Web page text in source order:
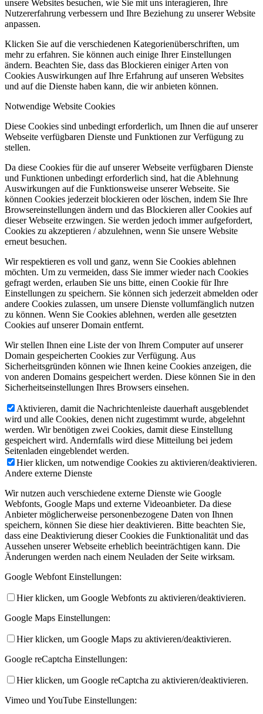
unsere Websites besuchen, wie Sie mit uns interagieren, Ihre
Nutzererfahrung verbessern und Ihre Beziehung zu unserer Website
anpassen.
Klicken Sie auf die verschiedenen Kategorienüberschriften, um
mehr zu erfahren. Sie können auch einige Ihrer Einstellungen
ändern. Beachten Sie, dass das Blockieren einiger Arten von
Cookies Auswirkungen auf Ihre Erfahrung auf unseren Websites
und auf die Dienste haben kann, die wir anbieten können.
Notwendige Website Cookies
Diese Cookies sind unbedingt erforderlich, um Ihnen die auf unserer
Webseite verfügbaren Dienste und Funktionen zur Verfügung zu
stellen.
Da diese Cookies für die auf unserer Webseite verfügbaren Dienste
und Funktionen unbedingt erforderlich sind, hat die Ablehnung
Auswirkungen auf die Funktionsweise unserer Webseite. Sie
können Cookies jederzeit blockieren oder löschen, indem Sie Ihre
Browsereinstellungen ändern und das Blockieren aller Cookies auf
dieser Webseite erzwingen. Sie werden jedoch immer aufgefordert,
Cookies zu akzeptieren / abzulehnen, wenn Sie unsere Website
erneut besuchen.
Wir respektieren es voll und ganz, wenn Sie Cookies ablehnen
möchten. Um zu vermeiden, dass Sie immer wieder nach Cookies
gefragt werden, erlauben Sie uns bitte, einen Cookie für Ihre
Einstellungen zu speichern. Sie können sich jederzeit abmelden oder
andere Cookies zulassen, um unsere Dienste vollumfänglich nutzen
zu können. Wenn Sie Cookies ablehnen, werden alle gesetzten
Cookies auf unserer Domain entfernt.
Wir stellen Ihnen eine Liste der von Ihrem Computer auf unserer
Domain gespeicherten Cookies zur Verfügung. Aus
Sicherheitsgründen können wie Ihnen keine Cookies anzeigen, die
von anderen Domains gespeichert werden. Diese können Sie in den
Sicherheitseinstellungen Ihres Browsers einsehen.
Aktivieren, damit die Nachrichtenleiste dauerhaft ausgeblendet
wird und alle Cookies, denen nicht zugestimmt wurde, abgelehnt
werden. Wir benötigen zwei Cookies, damit diese Einstellung
gespeichert wird. Andernfalls wird diese Mitteilung bei jedem
Seitenladen eingeblendet werden.
Hier klicken, um notwendige Cookies zu aktivieren/deaktivieren.
Andere externe Dienste
Wir nutzen auch verschiedene externe Dienste wie Google
Webfonts, Google Maps und externe Videoanbieter. Da diese
Anbieter möglicherweise personenbezogene Daten von Ihnen
speichern, können Sie diese hier deaktivieren. Bitte beachten Sie,
dass eine Deaktivierung dieser Cookies die Funktionalität und das
Aussehen unserer Webseite erheblich beeinträchtigen kann. Die
Änderungen werden nach einem Neuladen der Seite wirksam.
Google Webfont Einstellungen:
Hier klicken, um Google Webfonts zu aktivieren/deaktivieren.
Google Maps Einstellungen:
Hier klicken, um Google Maps zu aktivieren/deaktivieren.
Google reCaptcha Einstellungen:
Hier klicken, um Google reCaptcha zu aktivieren/deaktivieren.
Vimeo und YouTube Einstellungen: